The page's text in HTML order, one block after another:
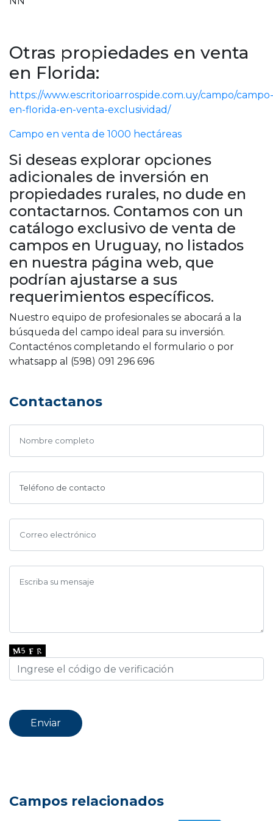
Otras propiedades en venta
en Florida:
https://www.escritorioarrospide.com.uy/campo/campo-
en-florida-en-venta-exclusividad/
Campo en venta de 1000 hectáreas
Si deseas explorar opciones
adicionales de inversión en
propiedades rurales, no dude en
contactarnos. Contamos con un
catálogo exclusivo de venta de
campos en Uruguay, no listados
en nuestra página web, que
podrían ajustarse a sus
requerimientos específicos.
Nuestro equipo de profesionales se abocará a la
búsqueda del campo ideal para su inversión.
Contacténos completando el formulario o por
whatsapp al (598) 091 296 696
Contactanos
Campos relacionados